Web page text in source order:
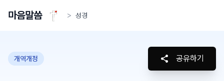
마음말씀 > 성경
개역개정 공유하기